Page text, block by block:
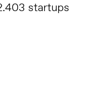
startups